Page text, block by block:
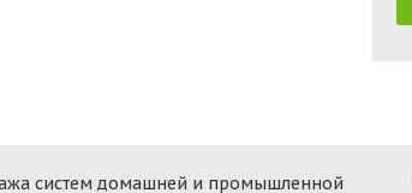
систем домашней и промышленной